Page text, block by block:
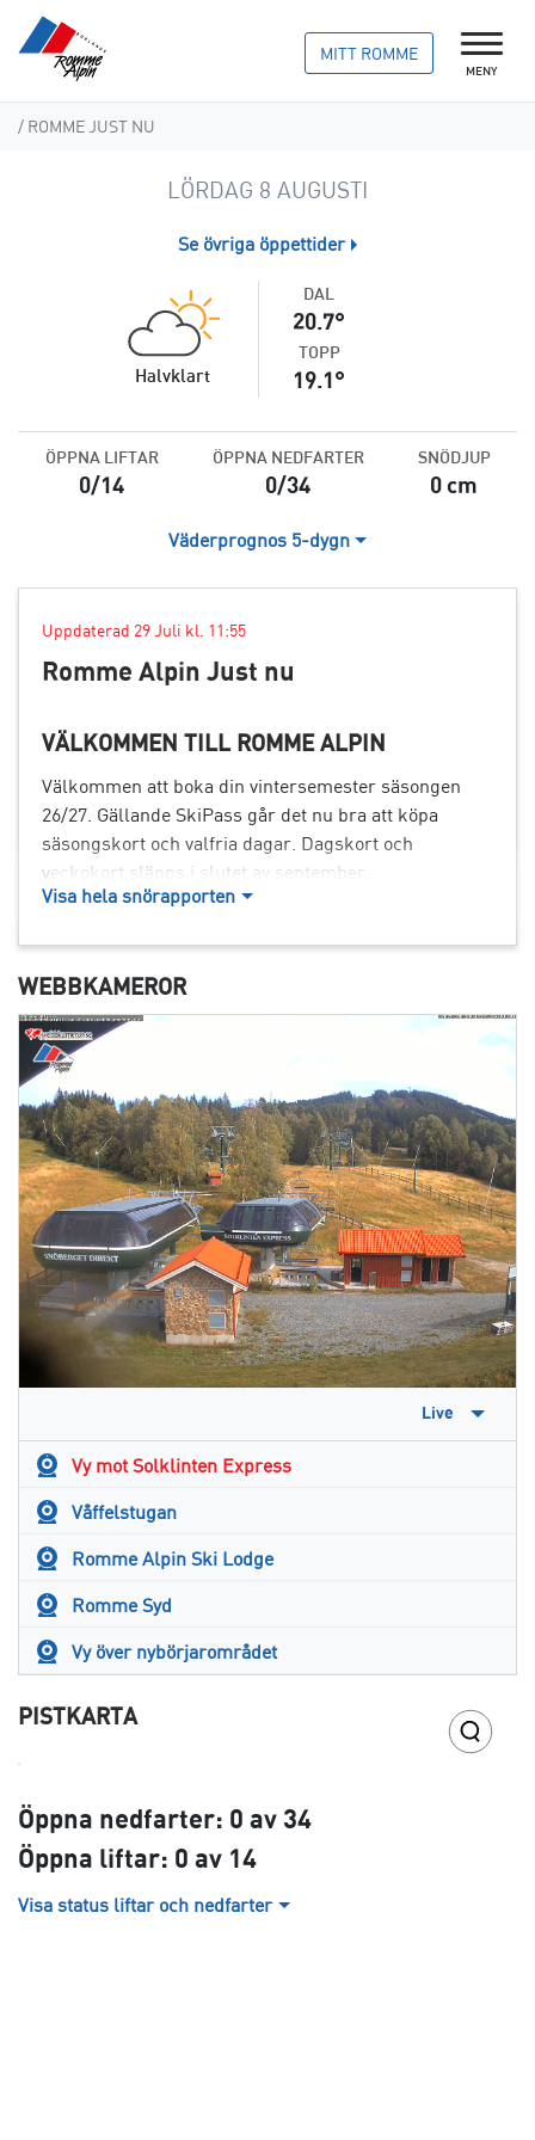
MITT ROMME
MENY
/ ROMME JUST NU
LÖRDAG 8 AUGUSTI
Se övriga öppettider
Halvklart
DAL
20.7
TOPP
19.1
ÖPPNA LIFTAR
0/14
ÖPPNA NEDFARTER
0/34
SNÖDJUP
0
Väderprognos 5-dygn
Uppdaterad 29 Juli kl. 11:55
Romme Alpin Just nu
VÄLKOMMEN TILL ROMME ALPIN
Välkommen att boka din vintersemester säsongen
26/27. Gällande SkiPass går det nu bra att köpa
säsongskort och valfria dagar. Dagskort och
veckokort släpps i slutet av september.
kontakta oss via alpin@rommealpin.se eller
telefon.Här kan du se våra telefontider
få svar på våra mest ställda frågorhär.
Välkommen
Visa hela snörapporten
WEBBKAMEROR
Live
Vy mot Solklinten Express
Våffelstugan
Romme Alpin Ski Lodge
Romme Syd
Vy över nybörjarområdet
PISTKARTA
Öppna nedfarter: 0 av 34
Öppna liftar: 0 av 14
Visa status liftar och nedfarter